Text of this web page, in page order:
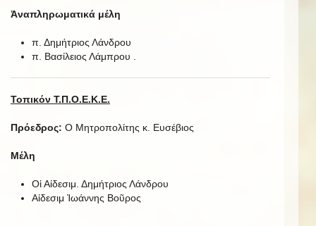
Ἀναπληρωματικά μέλη
π. Δημήτριος Λάνδρου
π. Βασίλειος Λάμπρου .
Τοπικόν Τ.Π.Ο.Ε.Κ.Ε.
Πρόεδρος: Ο Μητροπολίτης κ. Ευσέβιος
Μέλη
Οἱ Αἰδεσιμ. Δημήτριος Λάνδρου
Αἰδεσιμ Ἰωάννης Βοῦρος